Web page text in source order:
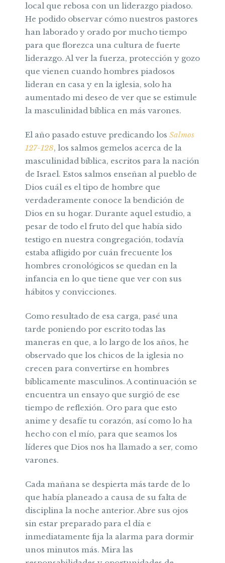
local que rebosa con un liderazgo piadoso.
He podido observar cómo nuestros pastores
han laborado y orado por mucho tiempo
para que florezca una cultura de fuerte
liderazgo. Al ver la fuerza, protección y gozo
que vienen cuando hombres piadosos
lideran en casa y en la iglesia, solo ha
aumentado mi deseo de ver que se estimule
la masculinidad bíblica en más varones.
El año pasado estuve predicando los Salmos
127-128, los salmos gemelos acerca de la
masculinidad bíblica, escritos para la nación
de Israel. Estos salmos enseñan al pueblo de
Dios cuál es el tipo de hombre que
verdaderamente conoce la bendición de
Dios en su hogar. Durante aquel estudio, a
pesar de todo el fruto del que había sido
testigo en nuestra congregación, todavía
estaba afligido por cuán frecuente los
hombres cronológicos se quedan en la
infancia en lo que tiene que ver con sus
hábitos y convicciones.
Como resultado de esa carga, pasé una
tarde poniendo por escrito todas las
maneras en que, a lo largo de los años, he
observado que los chicos de la iglesia no
crecen para convertirse en hombres
bíblicamente masculinos. A continuación se
encuentra un ensayo que surgió de ese
tiempo de reflexión. Oro para que esto
anime y desafíe tu corazón, así como lo ha
hecho con el mío, para que seamos los
líderes que Dios nos ha llamado a ser, como
varones.
Cada mañana se despierta más tarde de lo
que había planeado a causa de su falta de
disciplina la noche anterior. Abre sus ojos
sin estar preparado para el día e
inmediatamente fija la alarma para dormir
unos minutos más. Mira las